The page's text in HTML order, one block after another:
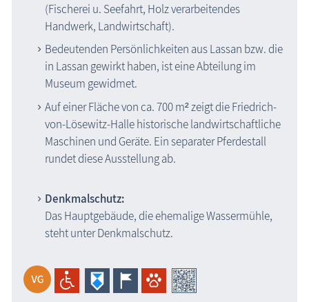
(Fischerei u. Seefahrt, Holz verarbeitendes
Handwerk, Landwirtschaft).
Bedeutenden Persönlichkeiten aus Lassan bzw. die
in Lassan gewirkt haben, ist eine Abteilung im
Museum gewidmet.
Auf einer Fläche von ca. 700 m² zeigt die Friedrich-
von-Lösewitz-Halle historische landwirtschaftliche
Maschinen und Geräte. Ein separater Pferdestall
rundet diese Ausstellung ab.
Denkmalschutz:
Das Hauptgebäude, die ehemalige Wassermühle,
steht unter Denkmalschutz.